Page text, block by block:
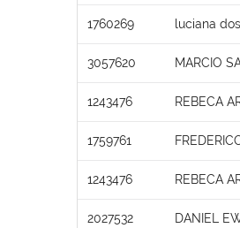
1760269 luciana
3057620 MARCIO
1243476 REBECA
1759761
1243476 REBECA
2027532 DANIEL